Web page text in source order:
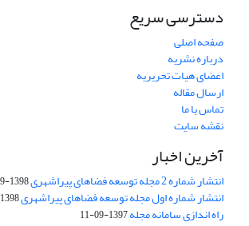
دسترسی سریع
صفحه اصلی
درباره نشریه
اعضای هیات تحریریه
ارسال مقاله
تماس با ما
نقشه سایت
آخرین اخبار
انتشار شماره 2 مجله توسعه فضاهای پیراشهری 1398-09-21
انتشار شماره اول مجله توسعه فضاهای پیراشهری1398-06-15
راه اندازی سامانه مجله1397-09-11